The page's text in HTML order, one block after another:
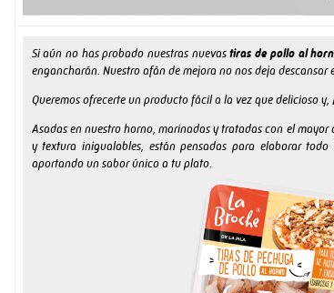
Si aún no has probado nuestras nuevastiras de pollo al
engancharán. Nuestro afán de mejora no nos deja descansar
Queremos ofrecerte un producto fácil a la vez que delicioso y,
Asadas en nuestro horno, marinadas y tratadas con el
y textura inigualables, están pensadas para elaborar
aportando un sabor único a tu plato.